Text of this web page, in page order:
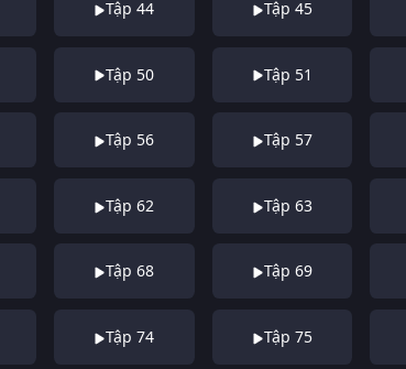
Tập 44 Tập 45
Tập 50 Tập 51
Tập 56 Tập 57
Tập 62 Tập 63
Tập 68 Tập 69
Tập 74 Tập 75